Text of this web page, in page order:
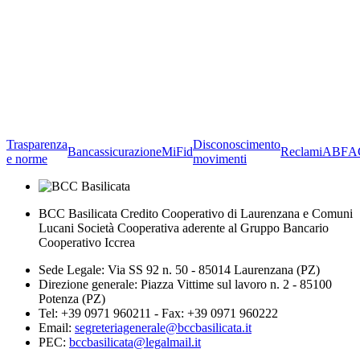
Trasparenza
e norme
BancassicurazioneMiFid
Disconoscimento
movimenti
ReclamiABF
BCC Basilicata Credito Cooperativo di Laurenzana e Comuni
Lucani Società Cooperativa aderente al Gruppo Bancario
Cooperativo Iccrea
Sede Legale: Via SS 92 n. 50 - 85014 Laurenzana (PZ)
Direzione generale: Piazza Vittime sul lavoro n. 2 - 85100
Potenza (PZ)
Tel: +39 0971 960211 - Fax: +39 0971 960222
Email: segreteriagenerale@bccbasilicata.it
PEC: bccbasilicata@legalmail.it